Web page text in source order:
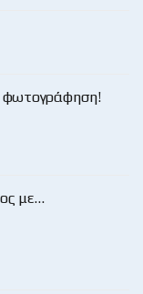
φωτογράφηση!
με…